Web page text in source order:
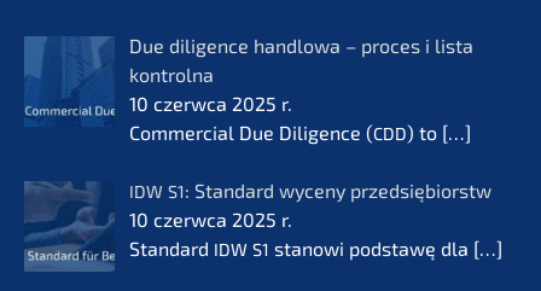
Due diligence handlo­wa – proces i lista
kontrol­na
10 czerw­ca 2025 r.
Commer­cial Due Diligence (CDD) to […]
IDW S1: Standard wyceny przedsię­bi­orstw
10 czerw­ca 2025 r.
Standard IDW S1 stanowi podsta­wę dla […]